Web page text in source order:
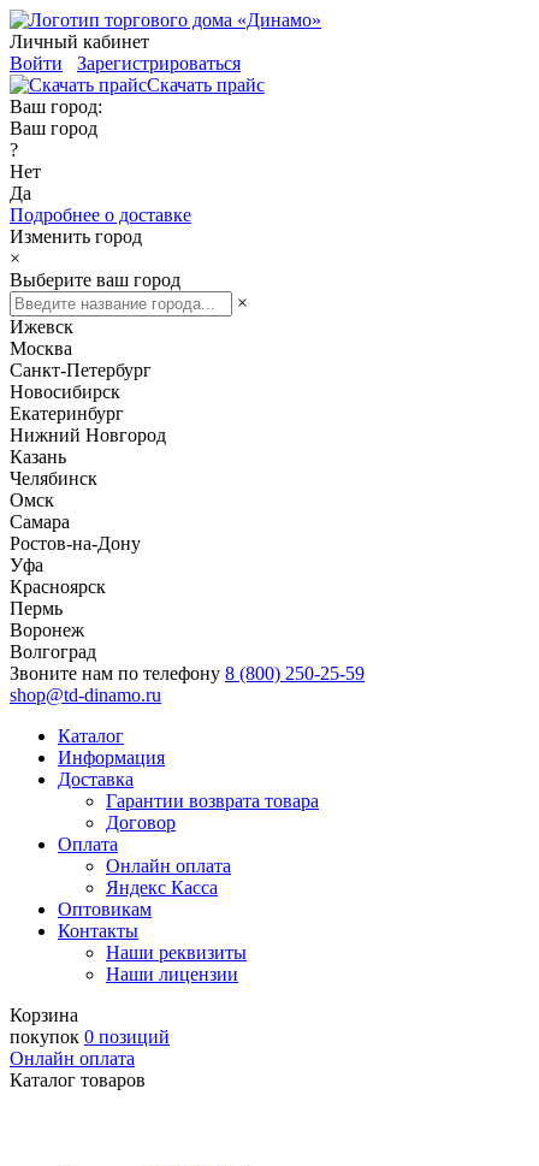
Личный кабинет
Войти
Зарегистрироваться
Скачать прайс
Ваш город:
Ваш город
?
Нет
Да
Подробнее о доставке
Изменить город
×
Выберите ваш город
×
Ижевск
Москва
Санкт-Петербург
Новосибирск
Екатеринбург
Нижний Новгород
Казань
Челябинск
Омск
Самара
Ростов-на-Дону
Уфа
Красноярск
Пермь
Воронеж
Волгоград
Звоните нам по телефону 8 (800) 250-25-59
shop@td-dinamo.ru
Каталог
Информация
Доставка
Гарантии возврата товара
Договор
Оплата
Онлайн оплата
Яндекс Касса
Оптовикам
Контакты
Наши реквизиты
Наши лицензии
Корзина
покупок 0 позиций
Онлайн оплата
Каталог товаров